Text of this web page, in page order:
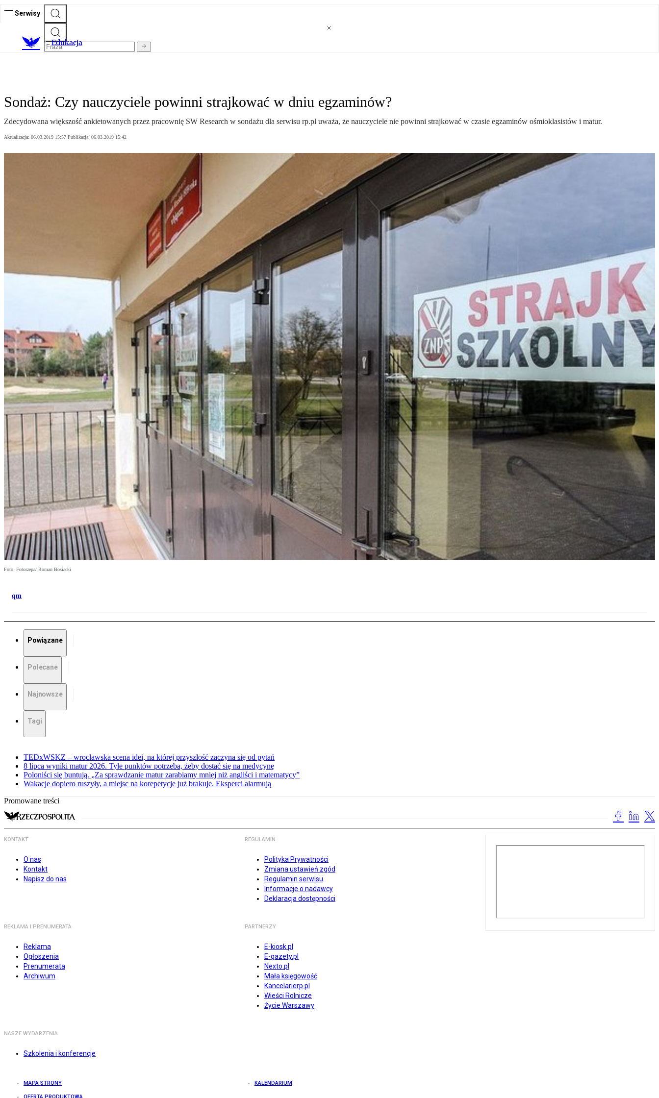
Serwisy
Edukacja
Sondaż: Czy nauczyciele powinni strajkować w dniu egzaminów?
Zdecydowana większość ankietowanych przez pracownię SW Research w sondażu dla serwisu rp.pl uważa, że nauczyciele nie powinni strajkować w czasie egzaminów ośmioklasistów i matur.
Aktualizacja: 06.03.2019 15:57 Publikacja: 06.03.2019 15:42
Foto: Fotorzepa/ Roman Bosiacki
qm
Powiązane
Polecane
Najnowsze
Tagi
TEDxWSKZ – wrocławska scena idei, na której przyszłość zaczyna się od pytań
8 lipca wyniki matur 2026. Tyle punktów potrzeba, żeby dostać się na medycynę
Poloniści się buntują. „Za sprawdzanie matur zarabiamy mniej niż angliści i matematycy”
Wakacje dopiero ruszyły, a miejsc na korepetycje już brakuje. Eksperci alarmują
Promowane treści
KONTAKT
O nas
Kontakt
Napisz do nas
REGULAMIN
Polityka Prywatności
Zmiana ustawień zgód
Regulamin serwisu
Informacje o nadawcy
Deklaracja dostępności
REKLAMA I PRENUMERATA
Reklama
Ogłoszenia
Prenumerata
Archiwum
PARTNERZY
E-kiosk.pl
E-gazety.pl
Nexto.pl
Mała księgowość
Kancelarierp.pl
Wieści Rolnicze
Życie Warszawy
NASZE WYDARZENIA
Szkolenia i konferencje
MAPA STRONY KALENDARIUM